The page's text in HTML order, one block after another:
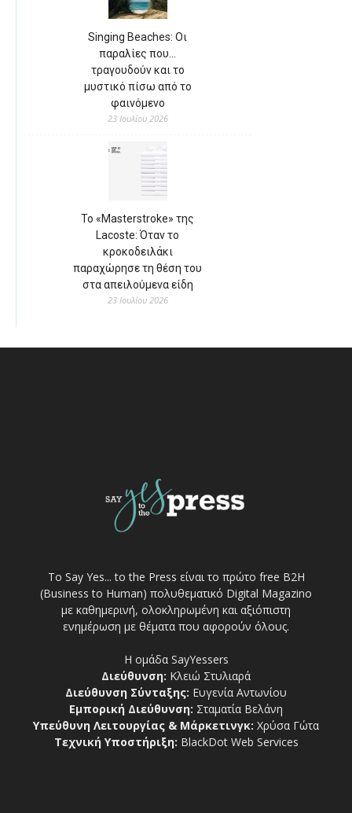
Singing Beaches: Οι
παραλίες που…
τραγουδούν και το
μυστικό πίσω από το
φαινόμενο
23 Ιουλίου 2026
Το «Masterstroke» της
Lacoste: Όταν το
κροκοδειλάκι
παραχώρησε τη θέση του
στα απειλούμενα είδη
23 Ιουλίου 2026
Το Say Yes... to the Press είναι το πρώτο free Β2Η
(Business to Human) πολυθεματικό Digital Magazino
με καθημερινή, ολοκληρωμένη και αξιόπιστη
ενημέρωση με θέματα που αφορούν όλους.
Η ομάδα SayYessers
Διεύθυνση: Κλειώ Στυλιαρά
Διεύθυνση Σύνταξης: Ευγενία Αντωνίου
Εμπορική Διεύθυνση: Σταματία Βελάνη
Υπεύθυνη Λειτουργίας & Μάρκετινγκ: Χρύσα Γώτα
Τεχνική Υποστήριξη: BlackDot Web Services